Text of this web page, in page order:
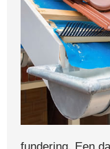
fundering. Een